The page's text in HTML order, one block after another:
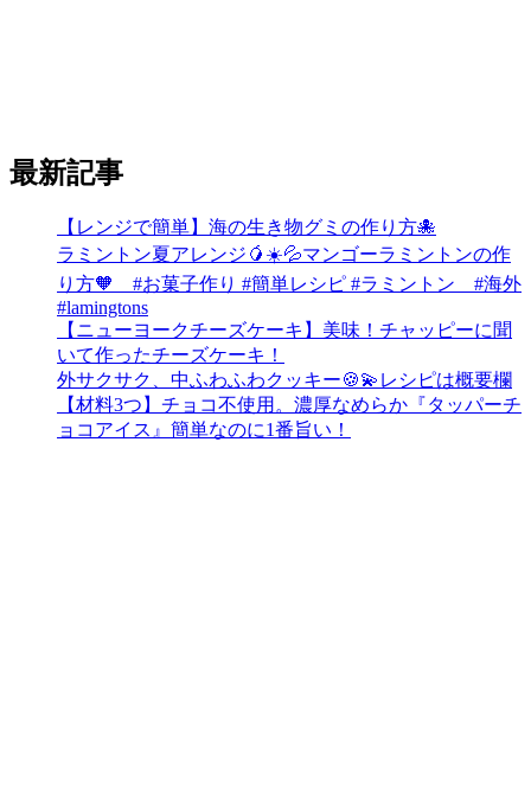
最新記事
【レンジで簡単】海の生き物グミの作り方🐙
ラミントン夏アレンジ🥭☀️💦マンゴーラミントンの作
り方🧡 #お菓子作り #簡単レシピ #ラミントン #海外
#lamingtons
【ニューヨークチーズケーキ】美味！チャッピーに聞
いて作ったチーズケーキ！
外サクサク、中ふわふわクッキー🍪💫レシピは概要欄
【材料3つ】チョコ不使用。濃厚なめらか『タッパーチ
ョコアイス』簡単なのに1番旨い！